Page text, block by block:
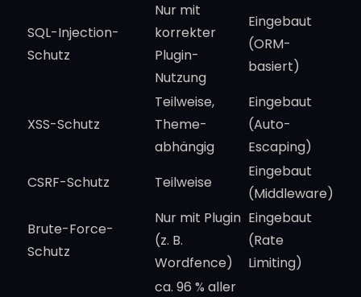
SQL-Injection-
Schutz
Nur mit
korrekter
Plugin-
Nutzung
Eingebaut
(ORM-
basiert)
XSS-Schutz
Teilweise,
Theme-
abhängig
Eingebaut
(Auto-
Escaping)
CSRF-Schutz
Teilweise
Eingebaut
(Middleware)
Brute-Force-
Schutz
Nur mit Plugin
(z. B.
Wordfence)
Eingebaut
(Rate
Limiting)
ca. 96 % aller